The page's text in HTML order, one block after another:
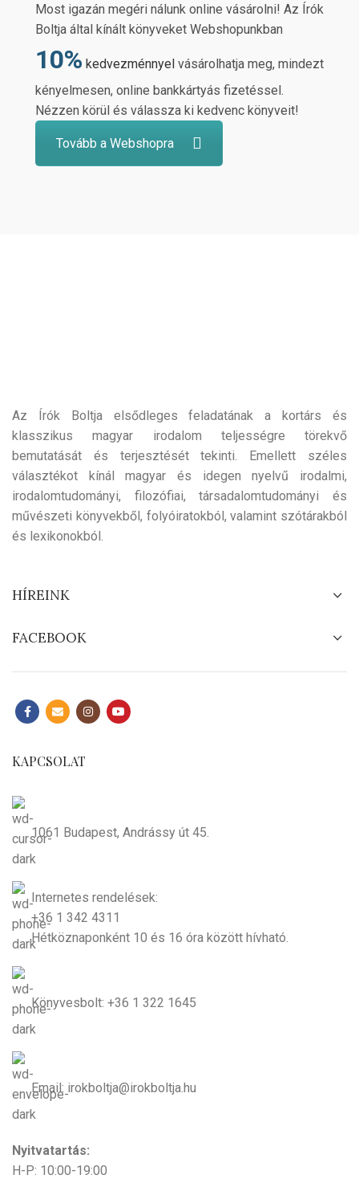
Most igazán megéri nálunk online vásárolni! Az Írók
Boltja által kínált könyveket Webshopunkban
10% kedvezménnyel vásárolhatja meg, mindezt
kényelmesen, online bankkártyás fizetéssel.
Nézzen körül és válassza ki kedvenc könyveit!
Tovább a Webshopra
Az Írók Boltja elsődleges feladatának a kortárs és
klasszikus magyar irodalom teljességre törekvő
bemutatását és terjesztését tekinti. Emellett széles
választékot kínál magyar és idegen nyelvű irodalmi,
irodalomtudományi, filozófiai, társadalomtudományi és
művészeti könyvekből, folyóiratokból, valamint szótárakból
és lexikonokból.
HÍREINK
FACEBOOK
KAPCSOLAT
1061 Budapest, Andrássy út 45.
Internetes rendelések:
+36 1 342 4311
Hétköznaponként 10 és 16 óra között hívható.
Könyvesbolt: +36 1 322 1645
Email: irokboltja@irokboltja.hu
Nyitvatartás:
H-P: 10:00-19:00